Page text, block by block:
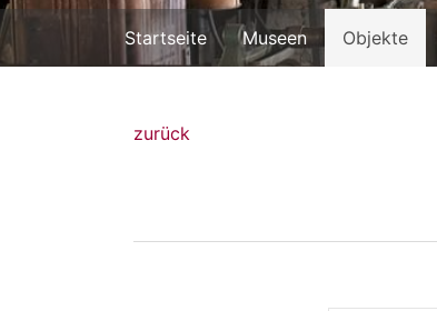
Startseite Museen Objekte
zurück